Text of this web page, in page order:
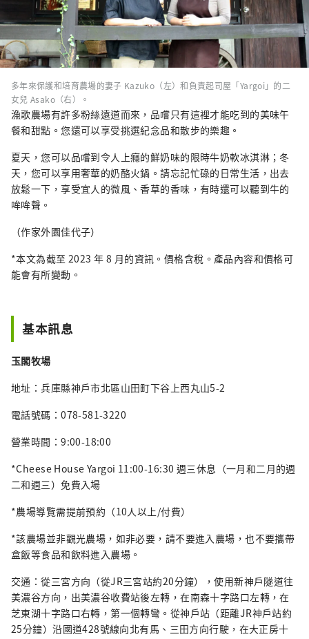
多年來保護和培育農場的妻子 Kazuko（左）和負責起司屋「Yargoi」的二
女兒 Asako（右）。
漁歌農場有許多粉絲遠道而來，品嚐只有這裡才能吃到的美味午
餐和甜點。您還可以享受挑選紀念品和散步的樂趣。
夏天，您可以品嚐到令人上癮的鮮奶味的限時牛奶軟冰淇淋；冬
天，您可以享用奢華的奶酪火鍋。請忘記忙碌的日常生活，出去
放鬆一下，享受宜人的微風、香草的香味，有時還可以聽到牛的
哞哞聲。
（作家外園佳代子）
*本文為截至 2023 年 8 月的資訊。價格含稅。產品內容和價格可
能會有所變動。
基本訊息
玉閣牧場
地址：兵庫縣神戶市北區山田町下谷上西丸山5-2
電話號碼：078-581-3220
營業時間：9:00-18:00
*Cheese House Yargoi 11:00-16:30 週三休息（一月和二月的週
二和週三）免費入場
*農場導覽需提前預約（10人以上/付費）
*該農場並非觀光農場，如非必要，請不要進入農場，也不要攜帶
盒飯等食品和飲料進入農場。
交通：從三宮方向（從JR三宮站約20分鐘），使用新神戶隧道往
美濃谷方向，出美濃谷收費站後左轉，在南森十字路口左轉，在
芝東湖十字路口右轉，第一個轉彎。從神戶站（距離JR神戶站約
25分鐘）沿國道428號線向北有馬、三田方向行駛，在大正房十